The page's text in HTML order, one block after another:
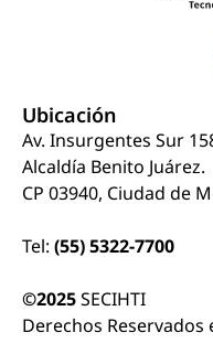
Ubicación
Av. Insurgentes Sur
Alcaldía Benito Juárez.
CP 03940, Ciudad de
Tel: (55) 5322-7700
©2025SECIHTI
Derechos